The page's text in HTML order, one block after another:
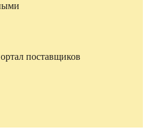
поставщиков